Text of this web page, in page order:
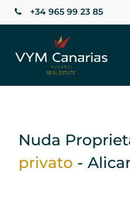
+34 965 99 23 85
Nuda
privato -